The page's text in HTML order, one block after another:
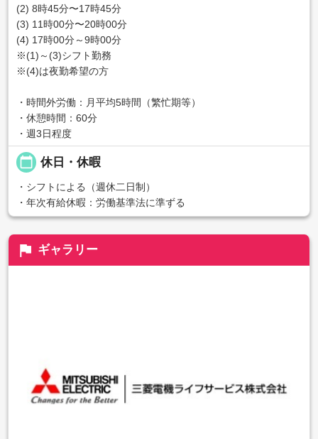
(2) 8時45分〜17時45分
(3) 11時00分〜20時00分
(4) 17時00分～9時00分
※(1)～(3)シフト勤務
※(4)は夜勤希望の方
・時間外労働：月平均5時間（繁忙期等）
・休憩時間：60分
・週3日程度
calendar_today 休日・休暇
・シフトによる（週休二日制）
・年次有給休暇：労働基準法に準ずる
flag ギャラリー